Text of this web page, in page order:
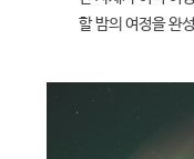
할 밤의 여정을 완